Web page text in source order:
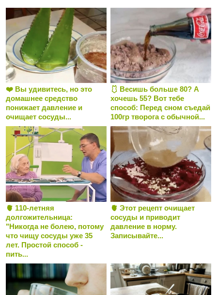
❤️ Вы удивитесь, но это
домашнее средство
понижает давление и
очищает сосуды...
🩱 Весишь больше 80? А
хочешь 55? Вот тебе
способ: Перед сном съедай
100гр творога с обычной...
🫀 110-летняя
долгожительница:
"Никогда не болею, потому
что чищу сосуды уже 35
лет. Простой способ -
пить...
🫀 Этот рецепт очищает
сосуды и приводит
давление в норму.
Записывайте...